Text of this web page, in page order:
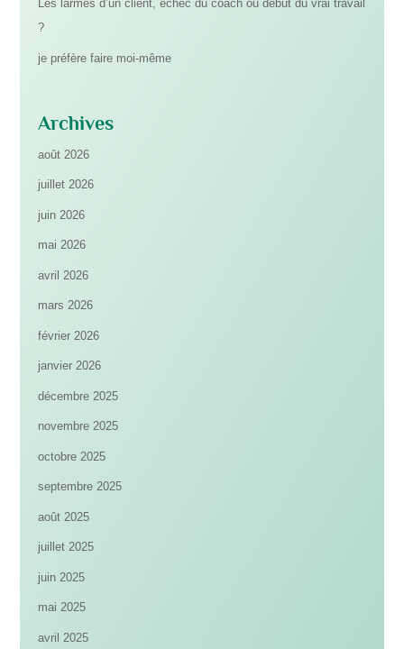
Les larmes d’un client, échec du coach ou début du vrai travail
?
je préfère faire moi-même
Archives
août 2026
juillet 2026
juin 2026
mai 2026
avril 2026
mars 2026
février 2026
janvier 2026
décembre 2025
novembre 2025
octobre 2025
septembre 2025
août 2025
juillet 2025
juin 2025
mai 2025
avril 2025